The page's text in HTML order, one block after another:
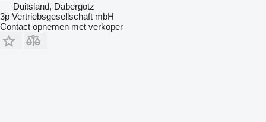
Duitsland, Dabergotz
3p Vertriebsgesellschaft mbH
Contact opnemen met verkoper